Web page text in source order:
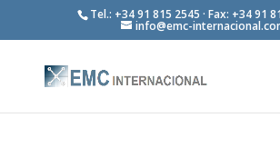
Tel.: +34 91 815 2545 · Fax: +34 91
info@emc-